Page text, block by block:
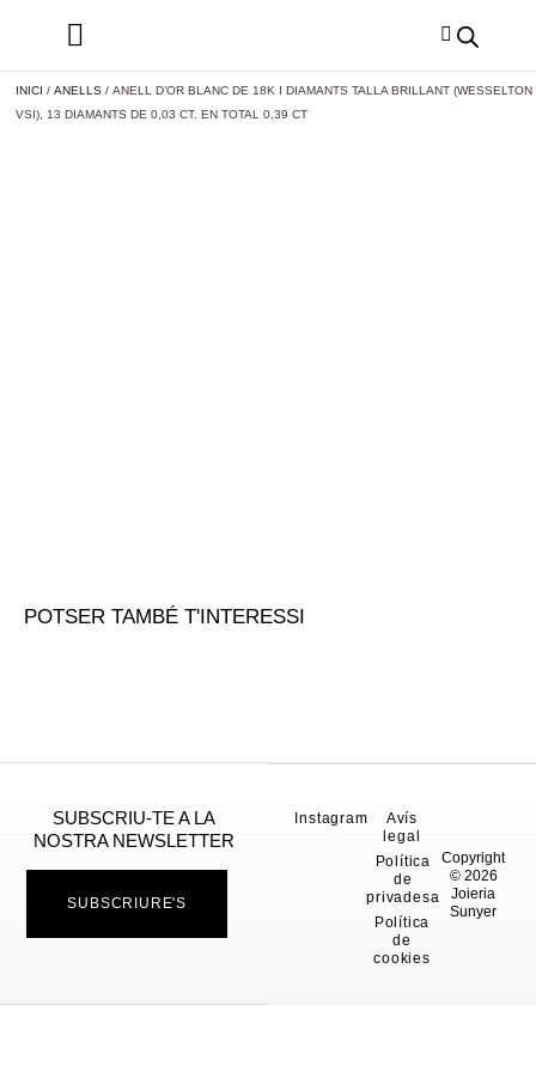
INICI / ANELLS / ANELL D’OR BLANC DE 18K I DIAMANTS TALLA BRILLANT (WESSELTON
VSI), 13 DIAMANTS DE 0,03 CT. EN TOTAL 0,39 CT
POTSER TAMBÉ T'INTERESSI
SUBSCRIU-TE A LA
NOSTRA NEWSLETTER
SUBSCRIURE'S
Copyright
© 2026
Joieria
Sunyer
Instagram
Avís
legal
Política
de
privadesa
Política
de
cookies